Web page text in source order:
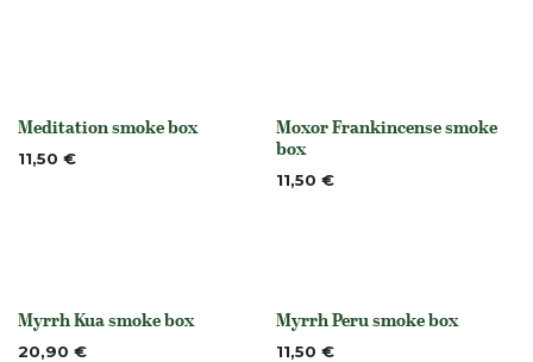
None
Meditation smoke box
11,50 € None
Moxor Frankincense smoke
box
11,50 €
None
Myrrh Kua smoke box
20,90 € None
Myrrh Peru smoke box
11,50 €